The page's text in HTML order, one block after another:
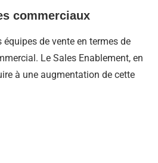
commerciaux
équipes de vente en termes de
Le Sales Enablement, en
à une augmentation de cette